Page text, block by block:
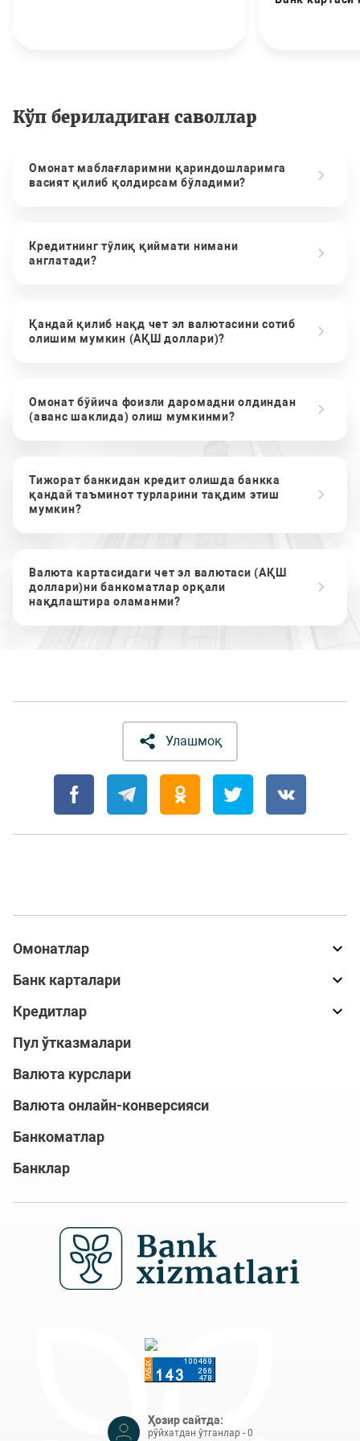
Кўп бериладиган саволлар
Омонат маблағларимни қариндошларимга
васият қилиб қолдирсам бўладими?
Кредитнинг тўлиқ қиймати нимани
англатади?
Қандай қилиб нақд чет эл валютасини сотиб
олишим мумкин (АҚШ доллари)?
Омонат бўйича фоизли даромадни олдиндан
(аванс шаклида) олиш мумкинми?
Тижорат банкидан кредит олишда банкка
қандай таъминот турларини тақдим этиш
мумкин?
Валюта картасидаги чет эл валютаси (АҚШ
доллари)ни банкоматлар орқали
нақдлаштира оламанми?
Улашмоқ
Омонатлар
Банк карталари
Кредитлар
Пул ўтказмалари
Валюта курслари
Валюта онлайн-конверсияси
Банкоматлар
Банклар
Ҳозир сайтда:
рўйхатдан ўтганлар - 0